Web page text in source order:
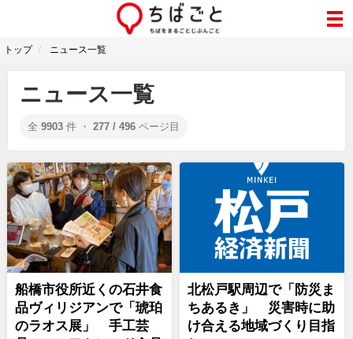
トップ ニュース一覧
ニュース一覧
全 9903 件 ・ 277 / 496 ページ目
船橋市役所近くの石井食
品ヴィリジアンで「琥珀
のラオス展」 手工芸
北松戸駅周辺で「防災ま
ちあるき」 災害時に助
け合える地域づくり目指